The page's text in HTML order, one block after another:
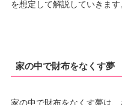
を想定して解説していきます
家の中で財布をなくす夢
家の中で財布をなくす夢は